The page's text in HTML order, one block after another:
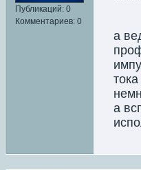
Публикаций: 0
Комментариев: 0
а
а